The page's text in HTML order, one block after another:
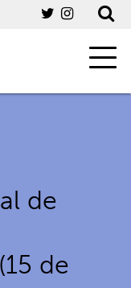
de
de